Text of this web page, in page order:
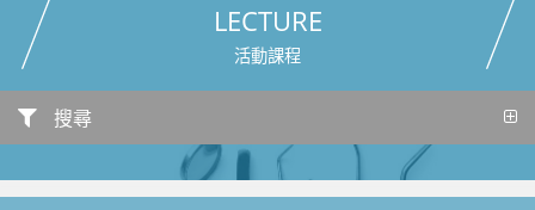
LECTURE
活動課程
搜尋